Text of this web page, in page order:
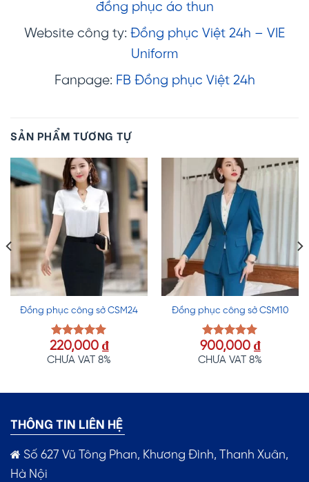
đồng phục áo thun
Website công ty: Đồng phục Việt 24h – VIE
Uniform
Fanpage: FB Đồng phục Việt 24h
SẢN PHẨM TƯƠNG TỰ
Đồng phục công sở CSM24
Được xếp
hạng5.00
220,000 ₫
CHƯA VAT 8%
Đồng phục công sở CSM10
Được xếp
hạng5.00
900,000 ₫
CHƯA VAT 8%
THÔNG TIN LIÊN HỆ
Số 627 Vũ Tông Phan, Khương Đình, Thanh Xuân,
Hà Nội